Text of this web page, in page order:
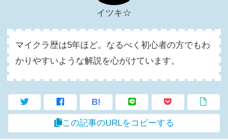
イツキ☆
マイクラ歴は5年ほど。なるべく初心者の方でもわ
かりやすいような解説を心がけています。
B!
この記事のURLをコピーする